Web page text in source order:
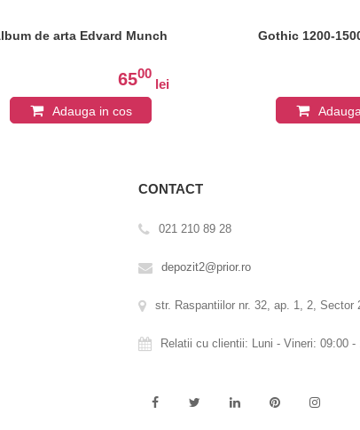
de arta Edvard Munch
6500
lei
Adauga in cos
Gothic 1200-
CONTACT
021 210 89 28
depozit2@prior.ro
str. Raspantiilor nr. 32, ap. 1, 2, Sector
Relatii cu clientii: Luni - Vineri: 09:00 -